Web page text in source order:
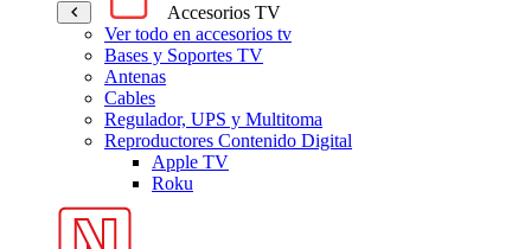
Accesorios TV
Ver todo en accesorios tv
Bases y Soportes TV
Antenas
Cables
Regulador, UPS y Multitoma
Reproductores Contenido Digital
Apple TV
Roku